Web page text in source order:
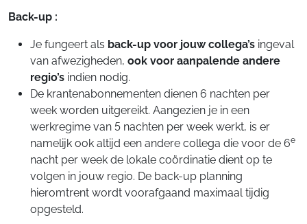
Back-up :
Je fungeert als back-up voor jouw collega’s ingeval
van afwezigheden, ook voor aanpalende andere
regio’s indien nodig.
De krantenabonnementen dienen 6 nachten per
week worden uitgereikt. Aangezien je in een
werkregime van 5 nachten per week werkt, is er
namelijk ook altijd een andere collega die voor de 6e
nacht per week de lokale coördinatie dient op te
volgen in jouw regio. De back-up planning
hieromtrent wordt voorafgaand maximaal tijdig
opgesteld.